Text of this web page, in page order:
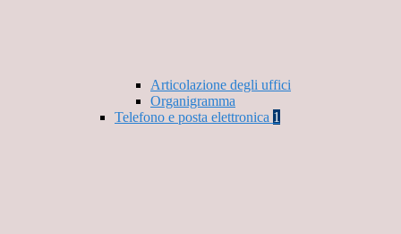
Articolazione degli uffici
Organigramma
Telefono e posta elettronica 1